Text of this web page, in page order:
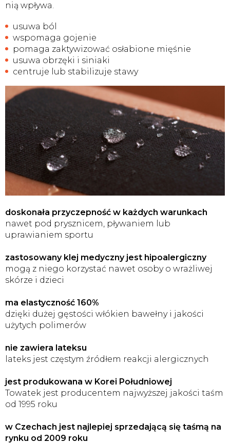
nią wpływa.
usuwa ból
wspomaga gojenie
pomaga zaktywizować osłabione mięśnie
usuwa obrzęki i siniaki
centruje lub stabilizuje stawy
doskonała przyczepność w każdych warunkach
nawet pod prysznicem, pływaniem lub
uprawianiem sportu
zastosowany klej medyczny jest hipoalergiczny
mogą z niego korzystać nawet osoby o wrażliwej
skórze i dzieci
ma elastyczność 160%
dzięki dużej gęstości włókien bawełny i jakości
użytych polimerów
nie zawiera lateksu
lateks jest częstym źródłem reakcji alergicznych
jest produkowana w Korei Południowej
Towatek jest producentem najwyższej jakości taśm
od 1995 roku
w Czechach jest najlepiej sprzedającą się taśmą na
rynku od 2009 roku